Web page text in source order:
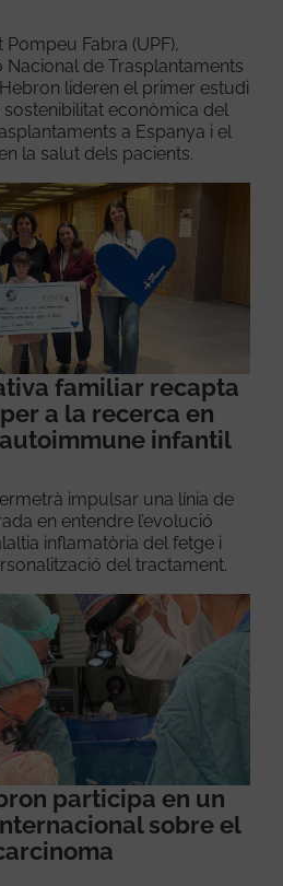
Pompeu Fabra (UPF),
Nacional de Trasplantaments
lideren el primer estudi
econòmica del
a Espanya i el
la salut dels pacients.
familiar recapta
a la recerca en
infantil
impulsar una línia de
en entendre l’evolució
inflamatòria del fetge i
del tractament.
participa en un
sobre el